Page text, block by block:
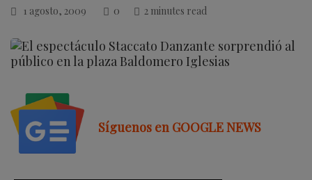
1 agosto, 2009
0 2 minutes read
Síguenos en GOOGLE NEWS